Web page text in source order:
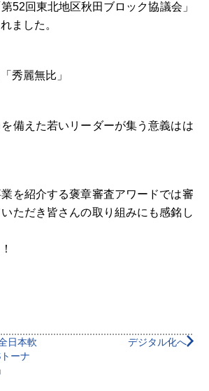
52回東北地区秋田ブロック協議会」
ました。
秀麗無比」
備えた若いリーダーが集う意義はは
を紹介する褒章審査アワードでは審
ただき皆さんの取り組みにも感銘し
日本軟
ーナ
デジタル化へ